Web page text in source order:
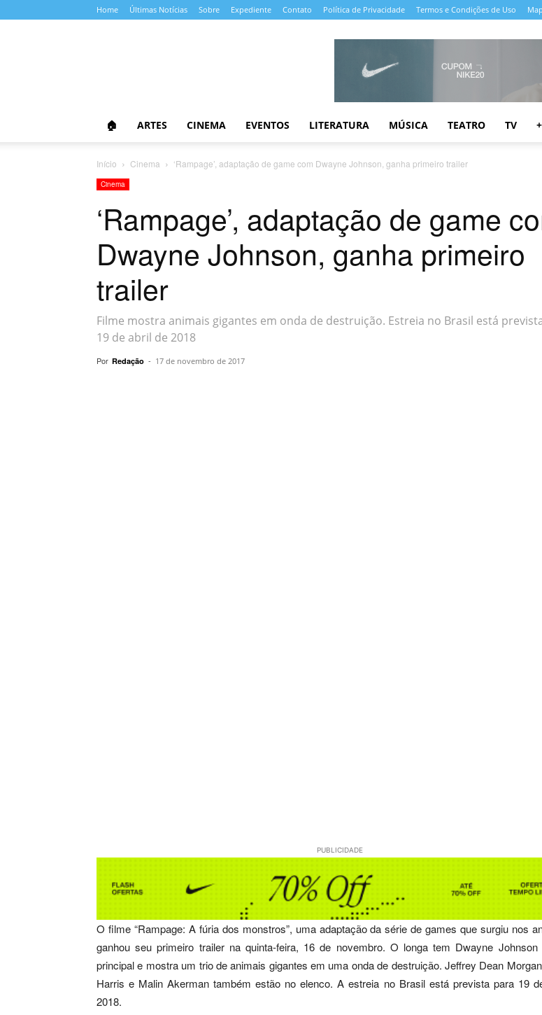
Home Últimas Notícias Sobre Expediente Contato Política de Privacidade Termos e Condições de Uso
🏠 ARTES CINEMA EVENTOS LITERATURA MÚSICA TEATRO TV +
Início Cinema ‘Rampage’, adaptação de game com Dwayne Johnson, ganha primeiro trailer
Cinema
‘Rampage’, adaptação de game
Dwayne Johnson, ganha primeiro
trailer
Filme mostra animais gigantes em onda de destruição. Estreia no Brasil está
19 de abril de 2018
Por Redação - 17 de novembro de 2017
PUBLICIDADE
O filme “Rampage: A fúria dos monstros”, uma adaptação da série de games que surgiu nos
ganhou seu primeiro trailer na quinta-feira, 16 de novembro. O longa tem Dwayne Johnson
principal e mostra um trio de animais gigantes em uma onda de destruição. Jeffrey Dean
Harris e Malin Akerman também estão no elenco. A estreia no Brasil está prevista para 19
2018.